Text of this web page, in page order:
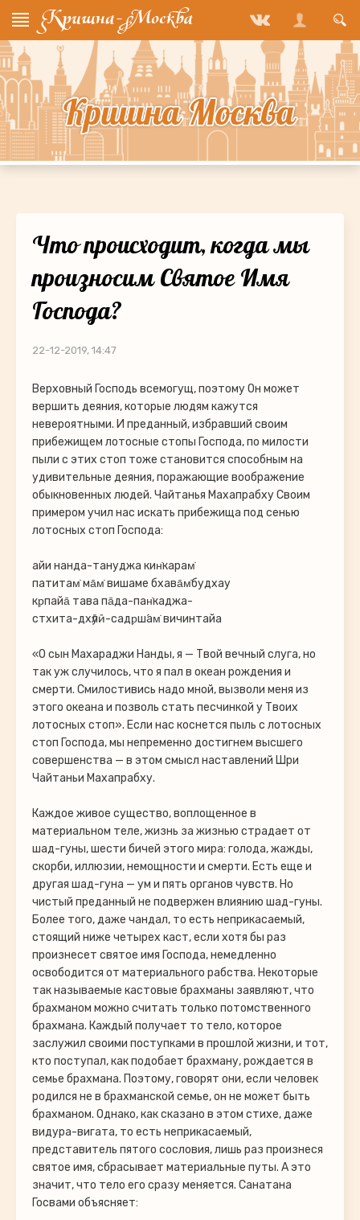
Что происходит, когда мы
произносим Святое Имя
Господа?
22-12-2019, 14:47
Верховный Господь всемогущ, поэтому Он может
вершить деяния, которые людям кажутся
невероятными. И преданный, избравший своим
прибежищем лотосные стопы Господа, по милости
пыли с этих стоп тоже становится способным на
удивительные деяния, поражающие воображение
обыкновенных людей. Чайтанья Махапрабху Своим
примером учил нас искать прибежища под сенью
лотосных стоп Господа:
айи нанда-тануджа кин̇карам̇
патитам̇ ма̄м̇ вишаме бхава̄м̇будхау
кр̣пайа̄ тава па̄да-пан̇каджа-
стхита-дхӯлӣ-садр̣ш́ам̇ вичинтайа
«О сын Махараджи Нанды, я — Твой вечный слуга, но
так уж случилось, что я пал в океан рождения и
смерти. Смилостивись надо мной, вызволи меня из
этого океана и позволь стать песчинкой у Твоих
лотосных стоп». Если нас коснется пыль с лотосных
стоп Господа, мы непременно достигнем высшего
совершенства — в этом смысл наставлений Шри
Чайтаньи Махапрабху.
Каждое живое существо, воплощенное в
материальном теле, жизнь за жизнью страдает от
шад-гуны, шести бичей этого мира: голода, жажды,
скорби, иллюзии, немощности и смерти. Есть еще и
другая шад-гуна — ум и пять органов чувств. Но
чистый преданный не подвержен влиянию шад-гуны.
Более того, даже чандал, то есть неприкасаемый,
стоящий ниже четырех каст, если хотя бы раз
произнесет святое имя Господа, немедленно
освободится от материального рабства. Некоторые
так называемые кастовые брахманы заявляют, что
брахманом можно считать только потомственного
брахмана. Каждый получает то тело, которое
заслужил своими поступками в прошлой жизни, и тот,
кто поступал, как подобает брахману, рождается в
семье брахмана. Поэтому, говорят они, если человек
родился не в брахманской семье, он не может быть
брахманом. Однако, как сказано в этом стихе, даже
видура-вигата, то есть неприкасаемый,
представитель пятого сословия, лишь раз произнеся
святое имя, сбрасывает материальные путы. А это
значит, что тело его сразу меняется. Санатана
Госвами объясняет: